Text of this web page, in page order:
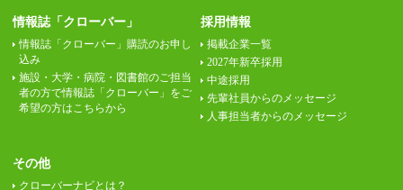
情報誌「クローバー」
情報誌「クローバー」購読のお申し
込み
施設・大学・病院・図書館のご担当
者の方で情報誌「クローバー」をご
希望の方はこちらから
採用情報
掲載企業一覧
2027年新卒採用
中途採用
先輩社員からのメッセージ
人事担当者からのメッセージ
その他
クローバーナビとは？